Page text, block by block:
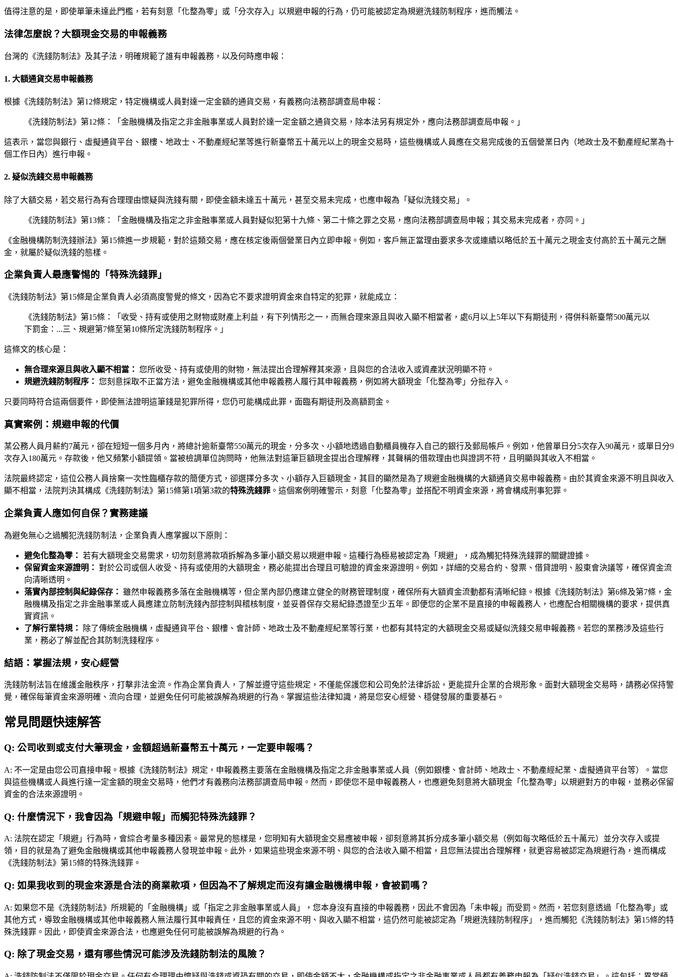
值得注意的是，即使單筆未達此門檻，若有刻意「化整為零」或「分次存入」以規避申報的行為，仍可能被認定為規避洗錢防制程序，進而觸法。
法律怎麼說？大額現金交易的申報義務
台灣的《洗錢防制法》及其子法，明確規範了誰有申報義務，以及何時應申報：
1. 大額通貨交易申報義務
根據《洗錢防制法》第12條規定，特定機構或人員對達一定金額的通貨交易，有義務向法務部調查局申報：
《洗錢防制法》第12條：「金融機構及指定之非金融事業或人員對於達一定金額之通貨交易，除本法另有規定外，應向法務部調查局申報。」
這表示，當您與銀行、虛擬通貨平台、銀樓、地政士、不動產經紀業等進行新臺幣五十萬元以上的現金交易時，這些機構或人員應在交易完成後的五個營業日內（地政士及不動產經紀業為十
個工作日內）進行申報。
2. 疑似洗錢交易申報義務
除了大額交易，若交易行為有合理理由懷疑與洗錢有關，即使金額未達五十萬元，甚至交易未完成，也應申報為「疑似洗錢交易」。
《洗錢防制法》第13條：「金融機構及指定之非金融事業或人員對疑似犯第十九條、第二十條之罪之交易，應向法務部調查局申報；其交易未完成者，亦同。」
《金融機構防制洗錢辦法》第15條進一步規範，對於這類交易，應在核定後兩個營業日內立即申報。例如，客戶無正當理由要求多次或連續以略低於五十萬元之現金支付高於五十萬元之酬
金，就屬於疑似洗錢的態樣。
企業負責人最應警惕的「特殊洗錢罪」
《洗錢防制法》第15條是企業負責人必須高度警覺的條文，因為它不要求證明資金來自特定的犯罪，就能成立：
《洗錢防制法》第15條：「收受、持有或使用之財物或財產上利益，有下列情形之一，而無合理來源且與收入顯不相當者，處6月以上5年以下有期徒刑，得併科新臺幣500萬元以
下罰金：...三、規避第7條至第10條所定洗錢防制程序。」
這條文的核心是：
無合理來源且與收入顯不相當： 您所收受、持有或使用的財物，無法提出合理解釋其來源，且與您的合法收入或資產狀況明顯不符。
規避洗錢防制程序： 您刻意採取不正當方法，避免金融機構或其他申報義務人履行其申報義務，例如將大額現金「化整為零」分批存入。
只要同時符合這兩個要件，即使無法證明這筆錢是犯罪所得，您仍可能構成此罪，面臨有期徒刑及高額罰金。
真實案例：規避申報的代價
某公務人員月薪約7萬元，卻在短短一個多月內，將總計逾新臺幣550萬元的現金，分多次、小額地透過自動櫃員機存入自己的銀行及郵局帳戶。例如，他曾單日分5次存入90萬元，或單日分9
次存入180萬元。存款後，他又頻繁小額提領。當被檢調單位詢問時，他無法對這筆巨額現金提出合理解釋，其聲稱的借款理由也與證詞不符，且明顯與其收入不相當。
法院最終認定，這位公務人員捨棄一次性臨櫃存款的簡便方式，卻選擇分多次、小額存入巨額現金，其目的顯然是為了規避金融機構的大額通貨交易申報義務。由於其資金來源不明且與收入
顯不相當，法院判決其構成《洗錢防制法》第15條第1項第3款的特殊洗錢罪 。這個案例明確警示，刻意「化整為零」並搭配不明資金來源，將會構成刑事犯罪。
企業負責人應如何自保？實務建議
為避免無心之過觸犯洗錢防制法，企業負責人應掌握以下原則：
避免化整為零： 若有大額現金交易需求，切勿刻意將款項拆解為多筆小額交易以規避申報。這種行為極易被認定為「規避」，成為觸犯特殊洗錢罪的關鍵證據。
保留資金來源證明： 對於公司或個人收受、持有或使用的大額現金，務必能提出合理且可驗證的資金來源證明。例如，詳細的交易合約、發票、借貸證明、股東會決議等，確保資金流
向清晰透明。
落實內部控制與紀錄保存：
雖然申報義務多落在金融機構等，但企業內部仍應建立健全的財務管理制度，確保所有大額資金流動都有清晰紀錄。根據《洗錢防制法》第6條及第7條，金
融機構及指定之非金融事業或人員應建立防制洗錢內部控制與稽核制度，並妥善保存交易紀錄憑證至少五年。即便您的企業不是直接的申報義務人，也應配合相關機構的要求，提供真
實資訊。
了解行業特規：
除了傳統金融機構，虛擬通貨平台、銀樓、會計師、地政士及不動產經紀業等行業，也都有其特定的大額現金交易或疑似洗錢交易申報義務。若您的業務涉及這些行
業，務必了解並配合其防制洗錢程序。
結語：掌握法規，安心經營
洗錢防制法旨在維護金融秩序，打擊非法金流。作為企業負責人，了解並遵守這些規定，不僅能保護您和公司免於法律訴訟，更能提升企業的合規形象。面對大額現金交易時，請務必保持警
覺，確保每筆資金來源明確、流向合理，並避免任何可能被誤解為規避的行為。掌握這些法律知識，將是您安心經營、穩健發展的重要基石。
常見問題快速解答
Q: 公司收到或支付大筆現金，金額超過新臺幣五十萬元，一定要申報嗎？
A: 不一定是由您公司直接申報。根據《洗錢防制法》規定，申報義務主要落在金融機構及指定之非金融事業或人員（例如銀樓、會計師、地政士、不動產經紀業、虛擬通貨平台等）。當您
與這些機構或人員進行達一定金額的現金交易時，他們才有義務向法務部調查局申報。然而，即使您不是申報義務人，也應避免刻意將大額現金「化整為零」以規避對方的申報，並務必保留
資金的合法來源證明。
Q: 什麼情況下，我會因為「規避申報」而觸犯特殊洗錢罪？
A: 法院在認定「規避」行為時，會綜合考量多種因素。最常見的態樣是，您明知有大額現金交易應被申報，卻刻意將其拆分成多筆小額交易（例如每次略低於五十萬元）並分次存入或提
領，目的就是為了避免金融機構或其他申報義務人發現並申報。此外，如果這些現金來源不明、與您的合法收入顯不相當，且您無法提出合理解釋，就更容易被認定為規避行為，進而構成
《洗錢防制法》第15條的特殊洗錢罪。
Q: 如果我收到的現金來源是合法的商業款項，但因為不了解規定而沒有讓金融機構申報，會被罰嗎？
A: 如果您不是《洗錢防制法》所規範的「金融機構」或「指定之非金融事業或人員」，您本身沒有直接的申報義務，因此不會因為「未申報」而受罰。然而，若您刻意透過「化整為零」或
其他方式，導致金融機構或其他申報義務人無法履行其申報責任，且您的資金來源不明、與收入顯不相當，這仍然可能被認定為「規避洗錢防制程序」，進而觸犯《洗錢防制法》第15條的特
殊洗錢罪。因此，即使資金來源合法，也應避免任何可能被誤解為規避的行為。
Q: 除了現金交易，還有哪些情況可能涉及洗錢防制法的風險？